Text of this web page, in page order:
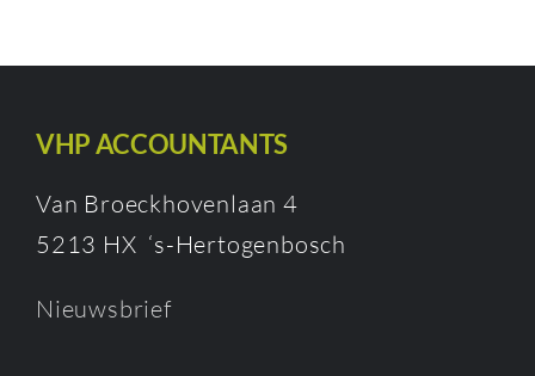
VHP ACCOUNTANTS
Van Broeckhovenlaan 4
5213 HX ‘s-Hertogenbosch
Nieuwsbrief